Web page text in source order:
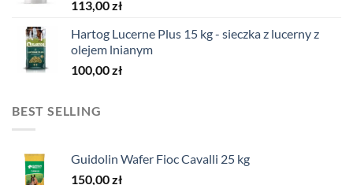
113,00zł
Hartog Lucerne Plus 15 kg - sieczka z lucerny z
olejem lnianym
100,00zł
BEST SELLING
Guidolin Wafer Fioc Cavalli 25 kg
150,00zł